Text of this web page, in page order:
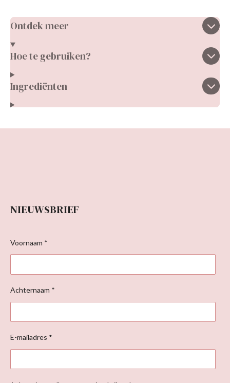
n
e
n
Ontdek meer
Hoe te gebruiken?
Ingrediënten
NIEUWSBRIEF
Voornaam *
Achternaam *
E-mailadres *